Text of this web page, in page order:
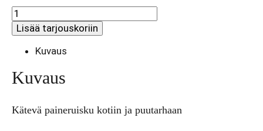
Paineruisku
Prima
5Lisää tarjouskoriin
Kuvaus
Kuvaus
Kätevä paineruisku kotiin ja puutarhaan